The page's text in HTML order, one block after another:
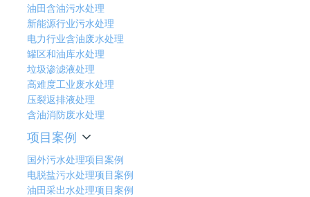
油田含油污水处理
新能源行业污水处理
电力行业含油废水处理
罐区和油库水处理
垃圾渗滤液处理
高难度工业废水处理
压裂返排液处理
含油消防废水处理
项目案例
国外污水处理项目案例
电脱盐污水处理项目案例
油田采出水处理项目案例